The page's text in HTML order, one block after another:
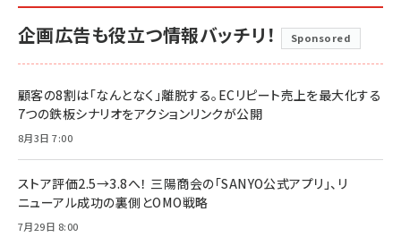
企画広告も役立つ情報バッチリ！ Sponsored
顧客の8割は「なんとなく」離脱する。ECリピート売上を最大化する
7つの鉄板シナリオをアクションリンクが公開
8月3日 7:00
ストア評価2.5→3.8へ！ 三陽商会の「SANYO公式アプリ」、リ
ニューアル成功の裏側とOMO戦略
7月29日 8:00